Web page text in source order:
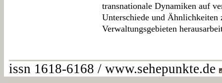
transnationale Dynamiken auf
Unterschiede und Ähnlichkeiten
Verwaltungsgebieten
issn 1618-6168 / www.sehepunkte.de